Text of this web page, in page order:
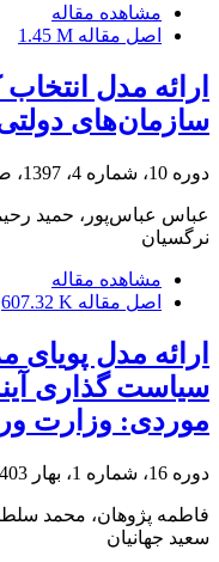
مشاهده مقاله
اصل مقاله 1.45 M
ارائه مدل
سازمان‌های
دوره 10، شماره 4، 1397، صفحه
عباس عباس‌پور، حمید
نرگسیان
مشاهده مقاله
اصل مقاله 607.32 K
ارائه مدل پویای
سیاست گذاری
موردی: وزارت
دوره 16، شماره 1، بهار 1403، صفحه
فاطمه پژوهان، محمد
سعید جهانیان